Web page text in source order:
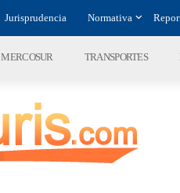
Jurisprudencia Normativa
MERCOSUR TRANSPORTES